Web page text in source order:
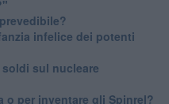
infelice dei potenti
soldi sul nucleare
o per inventare gli Spinrel?